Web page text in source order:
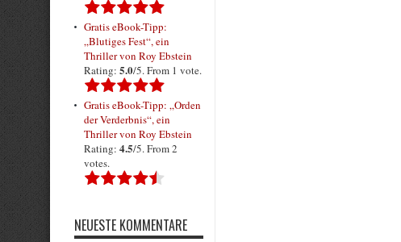
Gratis eBook-Tipp:
„Blutiges Fest“, ein
Thriller von Roy Ebstein
Rating: 5.0/5. From 1 vote.
Gratis eBook-Tipp: „Orden
der Verderbnis“, ein
Thriller von Roy Ebstein
Rating: 4.5/5. From 2
votes.
NEUESTE KOMMENTARE